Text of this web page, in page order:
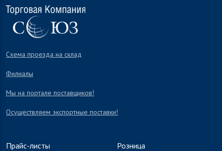
Схема проезда на склад
Филиалы
Мы на портале поставщиков!
Осуществляем экспортные поставки!
Прайс-листы Розница